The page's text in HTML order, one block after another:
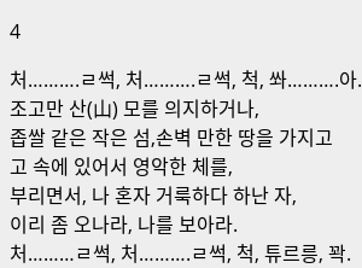
4
처……….ㄹ썩, 처……….ㄹ썩, 척, 쏴……….아.
조고만 산(山) 모를 의지하거나,
좁쌀 같은 작은 섬,손벽 만한 땅을 가지고
고 속에 있어서 영악한 체를,
부리면서, 나 혼자 거룩하다 하난 자,
이리 좀 오나라, 나를 보아라.
처………ㄹ썩, 처……….ㄹ썩, 척, 튜르릉, 꽉.